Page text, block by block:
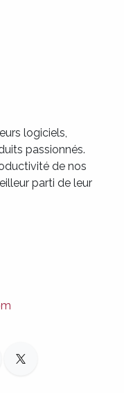
logiciels,
passionnés.
de nos
parti de leur